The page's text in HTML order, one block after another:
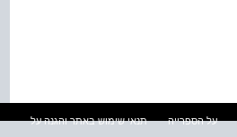
על הספרייה
תנאי שימוש באתר והגנה על